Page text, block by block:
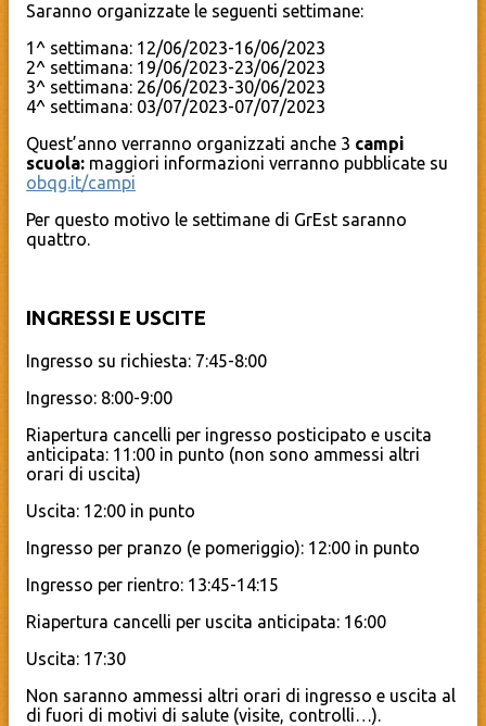
Saranno organizzate le seguenti settimane:
1^ settimana: 12/06/2023-16/06/2023
2^ settimana: 19/06/2023-23/06/2023
3^ settimana: 26/06/2023-30/06/2023
4^ settimana: 03/07/2023-07/07/2023
Quest’anno verranno organizzati anche 3 campi
scuola: maggiori informazioni verranno pubblicate su
obqg.it/campi
Per questo motivo le settimane di GrEst saranno
quattro.
INGRESSI E USCITE
Ingresso su richiesta: 7:45-8:00
Ingresso: 8:00-9:00
Riapertura cancelli per ingresso posticipato e uscita
anticipata: 11:00 in punto (non sono ammessi altri
orari di uscita)
Uscita: 12:00 in punto
Ingresso per pranzo (e pomeriggio): 12:00 in punto
Ingresso per rientro: 13:45-14:15
Riapertura cancelli per uscita anticipata: 16:00
Uscita: 17:30
Non saranno ammessi altri orari di ingresso e uscita al
di fuori di motivi di salute (visite, controlli…).